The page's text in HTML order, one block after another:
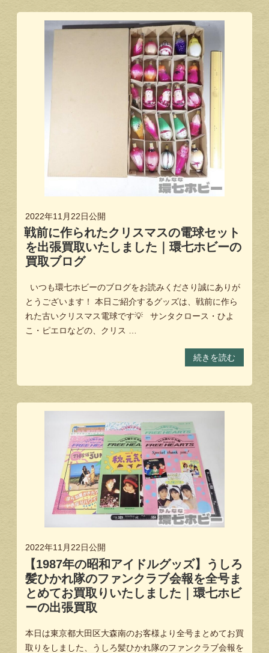
2022年11月22日公開
戦前に作られたクリスマスの電球セット
を出張買取いたしました｜環七ホビーの
買取ブログ
いつも環七ホビーのブログをお読みくださり誠にありが
とうございます！ 本日ご紹介するグッズは、戦前に作ら
れた古いクリスマス電球です💡 サンタクロース・ひよ
こ・ピエロなどの、クリス …
続きを読む
2022年11月22日公開
【1987年の昭和アイドルグッズ】うしろ
髪ひかれ隊のファンクラブ会報を全号ま
とめてお買取りいたしました｜環七ホビ
ーの出張買取
本日は東京都大田区大森南のお客様より全号まとめてお買
取りをしました、うしろ髪ひかれ隊のファンクラブ会報を